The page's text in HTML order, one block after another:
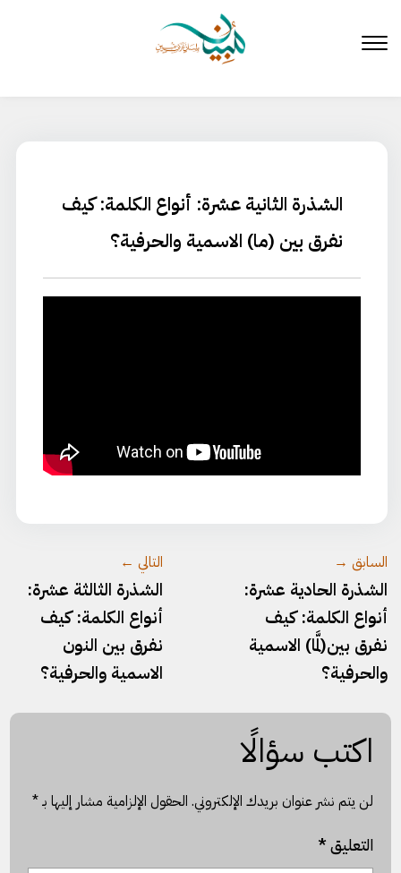
المحتوى
الشذرة الثانية عشرة: أنواع الكلمة: كيف
نفرق بين (ما) الاسمية والحرفية؟
السابق →
الشذرة الحادية عشرة:
أنواع الكلمة: كيف
نفرق بين(لمَّا) الاسمية
والحرفية؟
التالي ←
الشذرة الثالثة عشرة:
أنواع الكلمة: كيف
نفرق بين النون
الاسمية والحرفية؟
اكتب سؤالًا
لن يتم نشر عنوان بريدك الإلكتروني. الحقول الإلزامية مشار إليها بـ*
التعليق*